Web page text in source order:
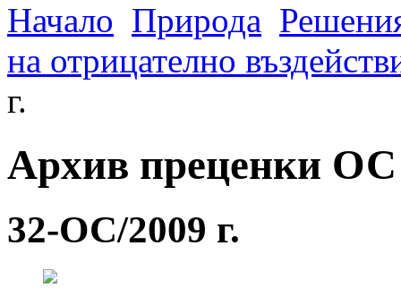
Начало Природа
на отрицателно
г.
Архив преценки ОС
32-ОС/2009 г.